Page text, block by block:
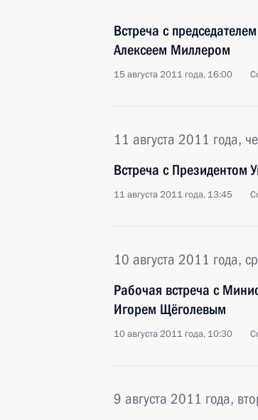
Встреча с
Алексеем Миллером
15 августа 2011 года, 16:00
11 августа 2011 года,
Встреча с Президентом
11 августа 2011 года, 13:45
10 августа 2011 года,
Рабочая встреча с
Игорем Щёголевым
10 августа 2011 года, 10:30
9 августа 2011 года,